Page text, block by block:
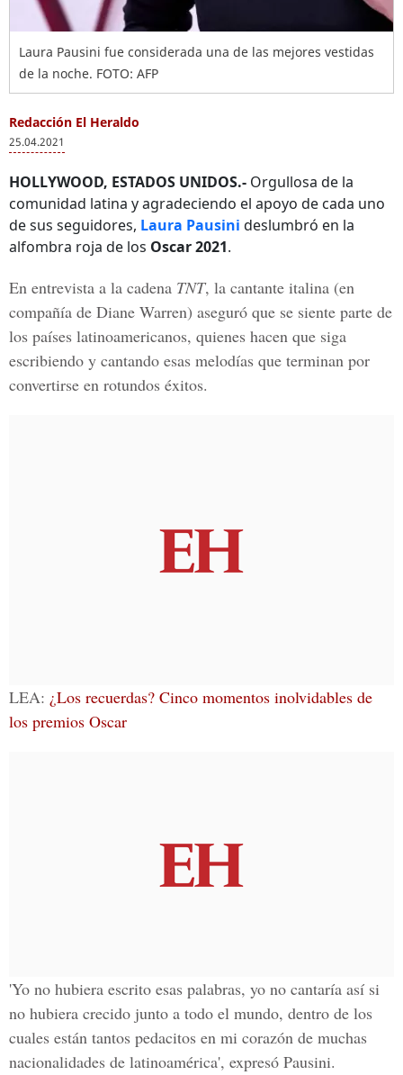
Laura Pausini fue considerada una de las mejores vestidas
de la noche. FOTO: AFP
Redacción El Heraldo
25.04.2021
HOLLYWOOD, ESTADOS UNIDOS.- Orgullosa de la
comunidad latina y agradeciendo el apoyo de cada uno
de sus seguidores, Laura Pausini deslumbró en la
alfombra roja de los Oscar 2021.
En entrevista a la cadena TNT, la cantante italina (en
compañía de Diane Warren) aseguró que se siente parte de
los países latinoamericanos, quienes hacen que siga
escribiendo y cantando esas melodías que terminan por
convertirse en rotundos éxitos.
LEA: ¿Los recuerdas? Cinco momentos inolvidables de
los premios Oscar
'Yo no hubiera escrito esas palabras, yo no cantaría así si
no hubiera crecido junto a todo el mundo, dentro de los
cuales están tantos pedacitos en mi corazón de muchas
nacionalidades de latinoamérica', expresó Pausini.